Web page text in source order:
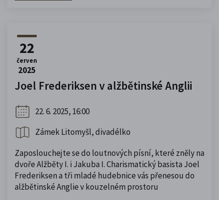
22
červen
2025
Joel Frederiksen v alžbětinské Anglii
22. 6. 2025, 16:00
Zámek Litomyšl, divadélko
Zaposlouchejte se do loutnových písní, které zněly na
dvoře Alžběty I. i Jakuba I. Charismatický basista Joel
Frederiksen a tři mladé hudebnice vás přenesou do
alžbětinské Anglie v kouzelném prostoru